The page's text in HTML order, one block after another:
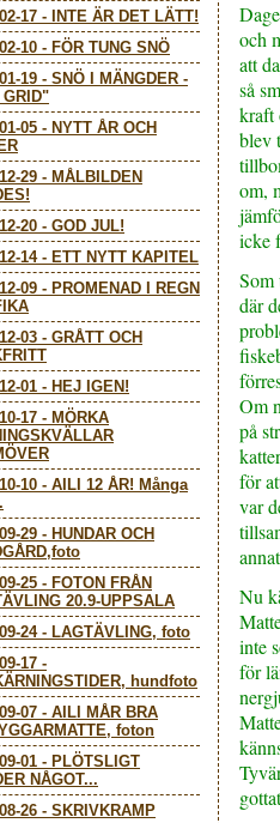
17 -
INTE ÄR DET LÄTT!
10 - FÖR TUNG SNÖ
19 - SNÖ I MÄNGDER -
05 - NYTT ÅR OCH
29 - MÅLBILDEN
20 - GOD JUL!
14- ETT NYTT KAPITEL
09 - PROMENAD I REGN
03 - GRÅTT OCH
01 - HEJ IGEN!
17 - MÖRKA
10 - AILI 12 ÅR! Många
29 - HUNDAR OCH
25 - FOTON FRÅN
20.9-UPPSALA
24- LAGTÄVLING, foto
17 -
hundfoto
07 - AILI MÅR BRA
foton
01 - PLÖTSLIGT
NÅGOT...
26 - SKRIVKRAMP
och
att
så
kraft
blev
om,
icke
Som
där
Om
på
för
var
Nu
inte
för